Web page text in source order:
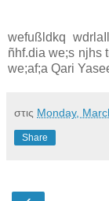
wefußldkq
ñhf.dia we;s njhs
we;af;a Qari
στις Monday,
Share